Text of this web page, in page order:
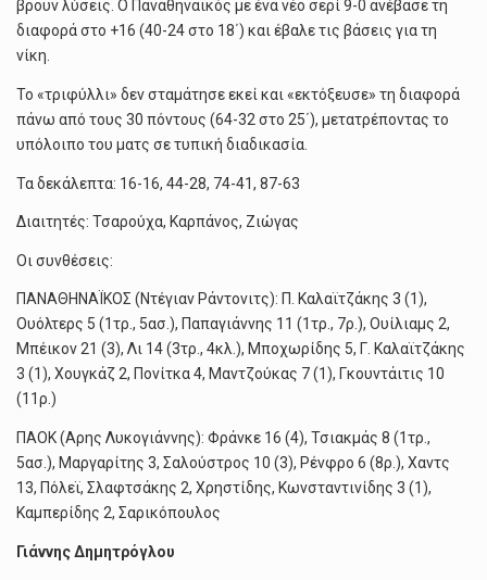
βρουν λύσεις. Ο Παναθηναϊκός με ένα νέο σερί 9-0 ανέβασε τη
διαφορά στο +16 (40-24 στο 18΄) και έβαλε τις βάσεις για τη
νίκη.
Το «τριφύλλι» δεν σταμάτησε εκεί και «εκτόξευσε» τη διαφορά
πάνω από τους 30 πόντους (64-32 στο 25΄), μετατρέποντας το
υπόλοιπο του ματς σε τυπική διαδικασία.
Τα δεκάλεπτα: 16-16, 44-28, 74-41, 87-63
Διαιτητές: Τσαρούχα, Καρπάνος, Ζιώγας
Οι συνθέσεις:
ΠΑΝΑΘΗΝΑΪΚΟΣ (Ντέγιαν Ράντονιτς): Π. Καλαϊτζάκης 3 (1),
Ουόλτερς 5 (1τρ., 5ασ.), Παπαγιάννης 11 (1τρ., 7ρ.), Ουίλιαμς 2,
Μπέικον 21 (3), Λι 14 (3τρ., 4κλ.), Μποχωρίδης 5, Γ. Καλαϊτζάκης
3 (1), Χουγκάζ 2, Πονίτκα 4, Μαντζούκας 7 (1), Γκουντάιτις 10
(11ρ.)
ΠΑΟΚ (Αρης Λυκογιάννης): Φράνκε 16 (4), Τσιακμάς 8 (1τρ.,
5ασ.), Μαργαρίτης 3, Σαλούστρος 10 (3), Ρένφρο 6 (8ρ.), Χαντς
13, Πόλεϊ, Σλαφτσάκης 2, Χρηστίδης, Κωνσταντινίδης 3 (1),
Καμπερίδης 2, Σαρικόπουλος
Γιάννης Δημητρόγλου